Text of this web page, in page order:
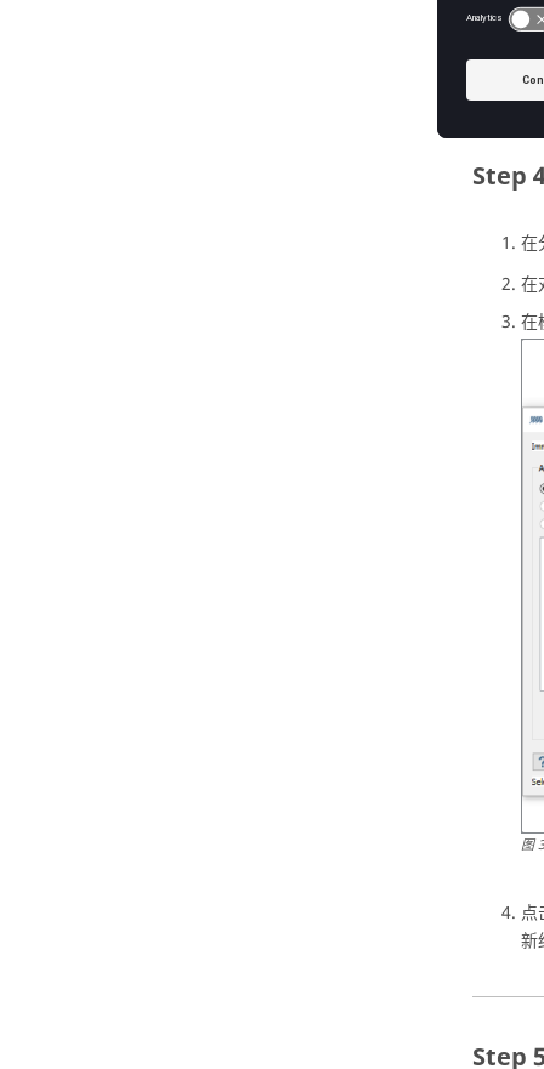
在主窗
新分析
在
在
在
图3
点
新